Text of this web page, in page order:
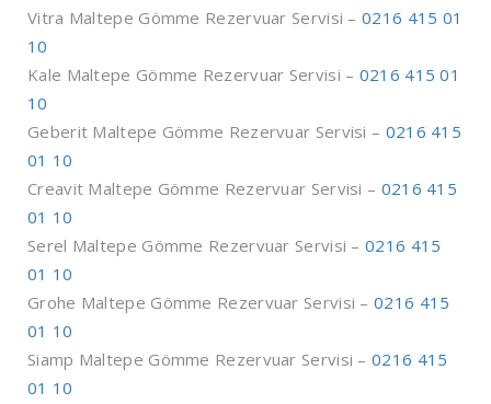
Vitra Maltepe Gömme Rezervuar Servisi – 0216 415 01
10
Kale Maltepe Gömme Rezervuar Servisi – 0216 415 01
10
Geberit Maltepe Gömme Rezervuar Servisi – 0216 415
01 10
Creavit Maltepe Gömme Rezervuar Servisi – 0216 415
01 10
Serel Maltepe Gömme Rezervuar Servisi – 0216 415
01 10
Grohe Maltepe Gömme Rezervuar Servisi – 0216 415
01 10
Siamp Maltepe Gömme Rezervuar Servisi – 0216 415
01 10